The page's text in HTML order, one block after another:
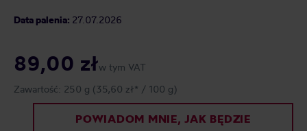
Data palenia: 27.07.2026
89,00 złw tym VAT
Zawartość: 250 g (35,60 zł* / 100 g)
POWIADOM MNIE, JAK BĘDZIE